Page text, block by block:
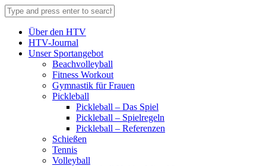
Über den HTV
HTV-Journal
Unser Sportangebot
Beachvolleyball
Fitness Workout
Gymnastik für Frauen
Pickleball
Pickleball – Das Spiel
Pickleball – Spielregeln
Pickleball – Referenzen
Schießen
Tennis
Volleyball